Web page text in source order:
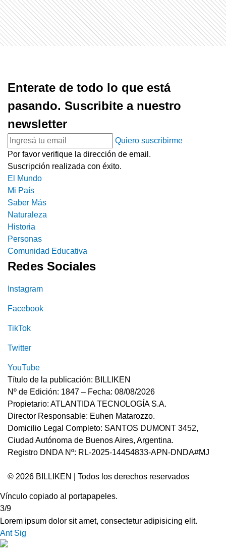
Enterate de todo lo que está
pasando. Suscribite a nuestro
newsletter
Quiero suscribirme
Por favor verifique la dirección de email.
Suscripción realizada con éxito.
El Mundo
Mi País
Saber Más
Naturaleza
Historia
Personas
Comunidad Educativa
Redes Sociales
Instagram
Facebook
TikTok
Twitter
YouTube
Título de la publicación: BILLIKEN
Nº de Edición: 1847 – Fecha: 08/08/2026
Propietario: ATLANTIDA TECNOLOGÍA S.A.
Director Responsable: Euhen Matarozzo.
Domicilio Legal Completo: SANTOS DUMONT 3452,
Ciudad Autónoma de Buenos Aires, Argentina.
Registro DNDA Nº: RL-2025-14454833-APN-DNDA#MJ
© 2026 BILLIKEN | Todos los derechos reservados
Vínculo copiado al portapapeles.
3/9
Lorem ipsum dolor sit amet, consectetur adipisicing elit.
Ant Sig